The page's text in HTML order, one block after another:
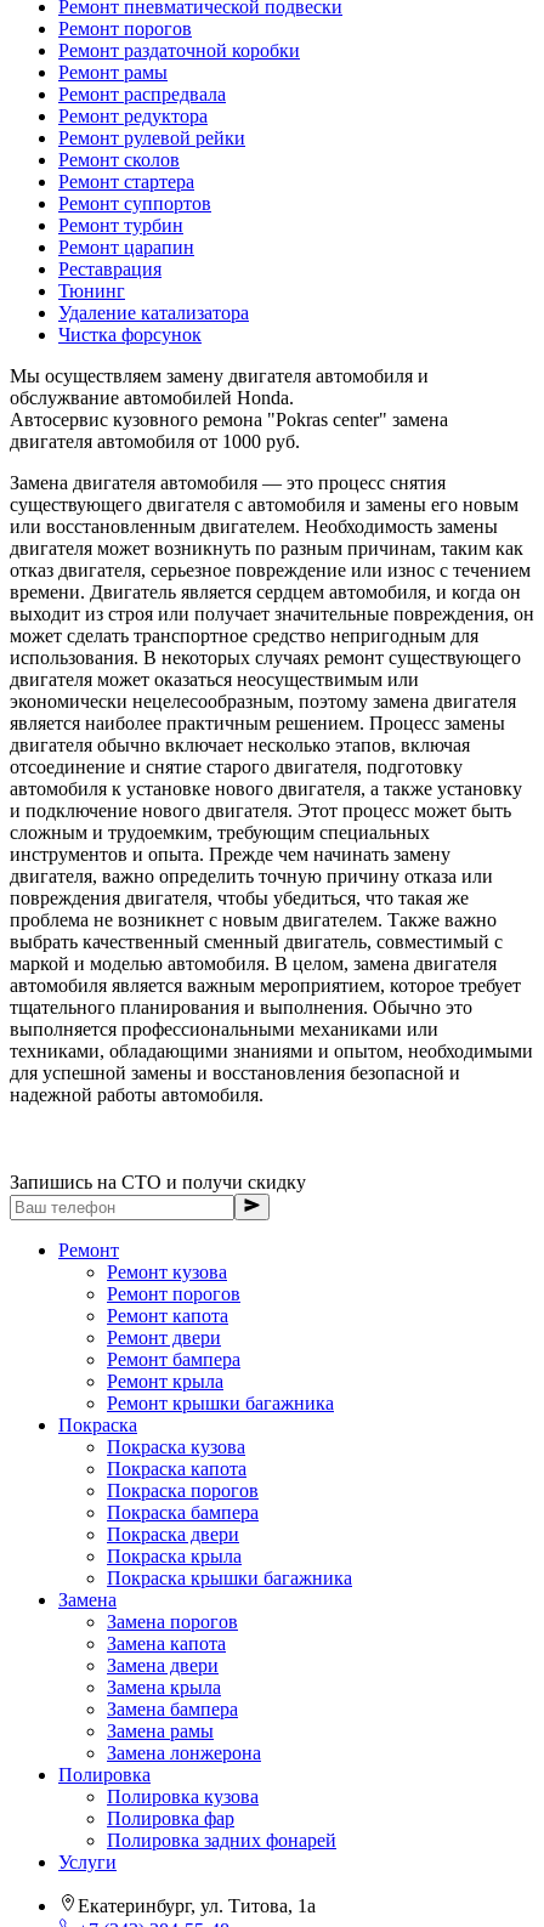
Ремонт пневматической подвески
Ремонт порогов
Ремонт раздаточной коробки
Ремонт рамы
Ремонт распредвала
Ремонт редуктора
Ремонт рулевой рейки
Ремонт сколов
Ремонт стартера
Ремонт суппортов
Ремонт турбин
Ремонт царапин
Реставрация
Тюнинг
Удаление катализатора
Чистка форсунок
Мы осуществляем замену двигателя автомобиля и
обслужвание автомобилей Honda.
Автосервис кузовного ремона "Pokras center" замена
двигателя автомобиля от 1000 руб.
Замена двигателя автомобиля — это процесс снятия
существующего двигателя с автомобиля и замены его новым
или восстановленным двигателем. Необходимость замены
двигателя может возникнуть по разным причинам, таким как
отказ двигателя, серьезное повреждение или износ с течением
времени. Двигатель является сердцем автомобиля, и когда он
выходит из строя или получает значительные повреждения, он
может сделать транспортное средство непригодным для
использования. В некоторых случаях ремонт существующего
двигателя может оказаться неосуществимым или
экономически нецелесообразным, поэтому замена двигателя
является наиболее практичным решением. Процесс замены
двигателя обычно включает несколько этапов, включая
отсоединение и снятие старого двигателя, подготовку
автомобиля к установке нового двигателя, а также установку
и подключение нового двигателя. Этот процесс может быть
сложным и трудоемким, требующим специальных
инструментов и опыта. Прежде чем начинать замену
двигателя, важно определить точную причину отказа или
повреждения двигателя, чтобы убедиться, что такая же
проблема не возникнет с новым двигателем. Также важно
выбрать качественный сменный двигатель, совместимый с
маркой и моделью автомобиля. В целом, замена двигателя
автомобиля является важным мероприятием, которое требует
тщательного планирования и выполнения. Обычно это
выполняется профессиональными механиками или
техниками, обладающими знаниями и опытом, необходимыми
для успешной замены и восстановления безопасной и
надежной работы автомобиля.
Запишись на СТО и получи скидку
Ремонт
Ремонт кузова
Ремонт порогов
Ремонт капота
Ремонт двери
Ремонт бампера
Ремонт крыла
Ремонт крышки багажника
Покраска
Покраска кузова
Покраска капота
Покраска порогов
Покраска бампера
Покраска двери
Покраска крыла
Покраска крышки багажника
Замена
Замена порогов
Замена капота
Замена двери
Замена крыла
Замена бампера
Замена рамы
Замена лонжерона
Полировка
Полировка кузова
Полировка фар
Полировка задних фонарей
Услуги
Екатеринбург, ул. Титова, 1а